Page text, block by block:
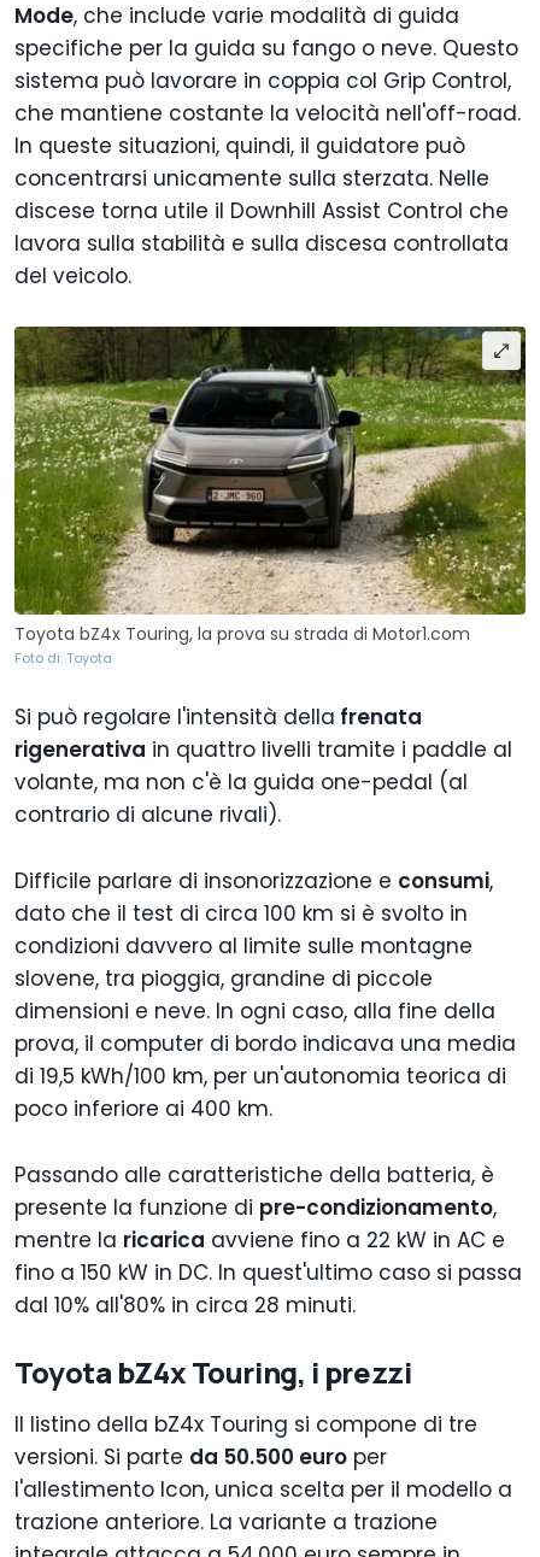
Mode, che include varie modalità di guida
specifiche per la guida su fango o neve. Questo
sistema può lavorare in coppia col Grip Control,
che mantiene costante la velocità nell'off-road.
In queste situazioni, quindi, il guidatore può
concentrarsi unicamente sulla sterzata. Nelle
discese torna utile il Downhill Assist Control che
lavora sulla stabilità e sulla discesa controllata
del veicolo.
Toyota bZ4x Touring, la prova su strada di Motor1.com
Foto di: Toyota
Si può regolare l'intensità della frenata
rigenerativa in quattro livelli tramite i paddle al
volante, ma non c'è la guida one-pedal (al
contrario di alcune rivali).
Difficile parlare di insonorizzazione e consumi,
dato che il test di circa 100 km si è svolto in
condizioni davvero al limite sulle montagne
slovene, tra pioggia, grandine di piccole
dimensioni e neve. In ogni caso, alla fine della
prova, il computer di bordo indicava una media
di 19,5 kWh/100 km, per un'autonomia teorica di
poco inferiore ai 400 km.
Passando alle caratteristiche della batteria, è
presente la funzione di pre-condizionamento,
mentre la ricarica avviene fino a 22 kW in AC e
fino a 150 kW in DC. In quest'ultimo caso si passa
dal 10% all'80% in circa 28 minuti.
Toyota bZ4x Touring, i prezzi
Il listino della bZ4x Touring si compone di tre
versioni. Si parte da 50.500 euro per
l'allestimento Icon, unica scelta per il modello a
trazione anteriore. La variante a trazione